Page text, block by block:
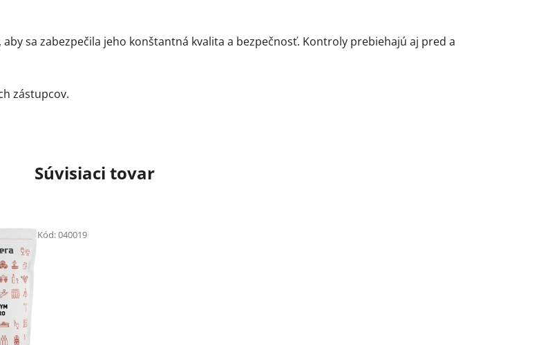
aby sa zabezpečila jeho konštantná kvalita a bezpečnosť. Kontroly prebiehajú aj pred a
zástupcov.
Súvisiaci tovar
Kód:040019